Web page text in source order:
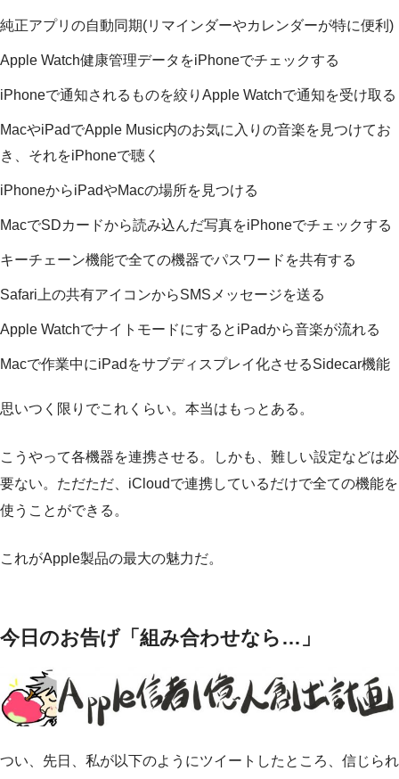
純正アプリの自動同期(リマインダーやカレンダーが特に便利)
Apple Watch健康管理データをiPhoneでチェックする
iPhoneで通知されるものを絞りApple Watchで通知を受け取る
MacやiPadでApple Music内のお気に入りの音楽を見つけてお
き、それをiPhoneで聴く
iPhoneからiPadやMacの場所を見つける
MacでSDカードから読み込んだ写真をiPhoneでチェックする
キーチェーン機能で全ての機器でパスワードを共有する
Safari上の共有アイコンからSMSメッセージを送る
Apple WatchでナイトモードにするとiPadから音楽が流れる
Macで作業中にiPadをサブディスプレイ化させるSidecar機能
思いつく限りでこれくらい。本当はもっとある。
こうやって各機器を連携させる。しかも、難しい設定などは必
要ない。ただただ、iCloudで連携しているだけで全ての機能を
使うことができる。
これがApple製品の最大の魅力だ。
今日のお告げ「組み合わせなら…」
つい、先日、私が以下のようにツイートしたところ、信じられ